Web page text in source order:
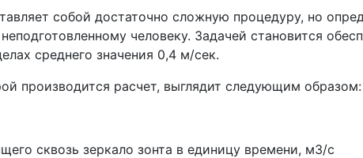
собой достаточно сложную процедуру, но
человеку. Задачей становится
среднего значения 0,4 м/сек.
производится расчет, выглядит следующим образом:
сквозь зеркало зонта в единицу времени, м3/с